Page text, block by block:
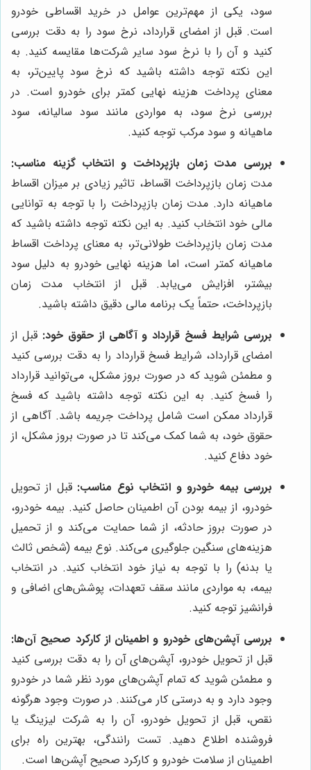
سود، یکی از مهم‌ترین عوامل در خرید اقساطی خودرو
است. قبل از امضای قرارداد، نرخ سود را به دقت بررسی
کنید و آن را با نرخ سود سایر شرکت‌ها مقایسه کنید. به
این نکته توجه داشته باشید که نرخ سود پایین‌تر، به
معنای پرداخت هزینه نهایی کمتر برای خودرو است. در
بررسی نرخ سود، به مواردی مانند سود سالیانه، سود
ماهیانه و سود مرکب توجه کنید.
بررسی مدت زمان بازپرداخت و انتخاب گزینه مناسب:
مدت زمان بازپرداخت اقساط، تاثیر زیادی بر میزان اقساط
ماهیانه دارد. مدت زمان بازپرداخت را با توجه به توانایی
مالی خود انتخاب کنید. به این نکته توجه داشته باشید که
مدت زمان بازپرداخت طولانی‌تر، به معنای پرداخت اقساط
ماهیانه کمتر است، اما هزینه نهایی خودرو به دلیل سود
بیشتر، افزایش می‌یابد. قبل از انتخاب مدت زمان
بازپرداخت، حتماً یک برنامه مالی دقیق داشته باشید.
بررسی شرایط فسخ قرارداد و آگاهی از حقوق خود: قبل از
امضای قرارداد، شرایط فسخ قرارداد را به دقت بررسی کنید
و مطمئن شوید که در صورت بروز مشکل، می‌توانید قرارداد
را فسخ کنید. به این نکته توجه داشته باشید که فسخ
قرارداد ممکن است شامل پرداخت جریمه باشد. آگاهی از
حقوق خود، به شما کمک می‌کند تا در صورت بروز مشکل، از
خود دفاع کنید.
بررسی بیمه خودرو و انتخاب نوع مناسب: قبل از تحویل
خودرو، از بیمه بودن آن اطمینان حاصل کنید. بیمه خودرو،
در صورت بروز حادثه، از شما حمایت می‌کند و از تحمیل
هزینه‌های سنگین جلوگیری می‌کند. نوع بیمه (شخص ثالث
یا بدنه) را با توجه به نیاز خود انتخاب کنید. در انتخاب
بیمه، به مواردی مانند سقف تعهدات، پوشش‌های اضافی و
فرانشیز توجه کنید.
بررسی آپشن‌های خودرو و اطمینان از کارکرد صحیح آن‌ها:
قبل از تحویل خودرو، آپشن‌های آن را به دقت بررسی کنید
و مطمئن شوید که تمام آپشن‌های مورد نظر شما در خودرو
وجود دارد و به درستی کار می‌کنند. در صورت وجود هرگونه
نقص، قبل از تحویل خودرو، آن را به شرکت لیزینگ یا
فروشنده اطلاع دهید. تست رانندگی، بهترین راه برای
اطمینان از سلامت خودرو و کارکرد صحیح آپشن‌ها است.